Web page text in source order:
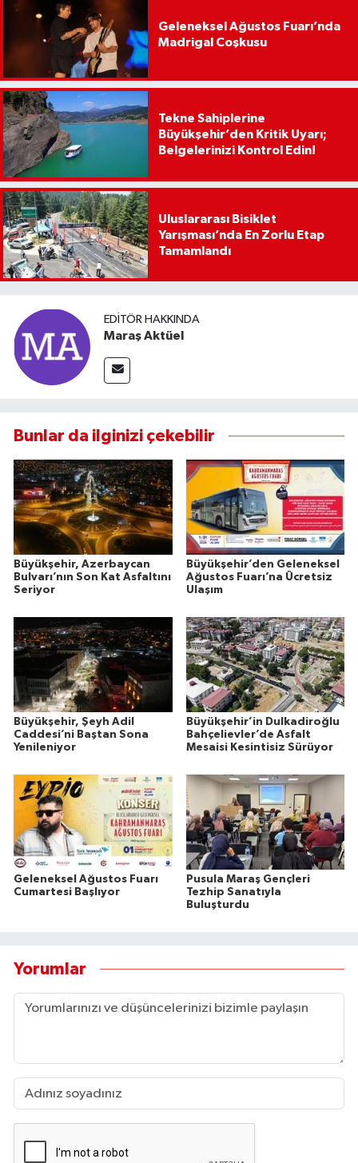
Geleneksel Ağustos Fuarı’nda
Madrigal Coşkusu
Tekne Sahiplerine
Büyükşehir’den Kritik Uyarı;
Belgelerinizi Kontrol Edin!
Uluslararası Bisiklet
Yarışması’nda En Zorlu Etap
Tamamlandı
EDITÖR HAKKINDA
Maraş Aktüel
Bunlar da ilginizi çekebilir
Büyükşehir, Azerbaycan
Bulvarı’nın Son Kat Asfaltını
Seriyor
Büyükşehir’den Geleneksel
Ağustos Fuarı’na Ücretsiz
Ulaşım
Büyükşehir, Şeyh Adil
Caddesi’ni Baştan Sona
Yenileniyor
Büyükşehir’in Dulkadiroğlu
Bahçelievler’de Asfalt
Mesaisi Kesintisiz Sürüyor
Geleneksel Ağustos Fuarı
Cumartesi Başlıyor
Pusula Maraş Gençleri
Tezhip Sanatıyla
Buluşturdu
Yorumlar